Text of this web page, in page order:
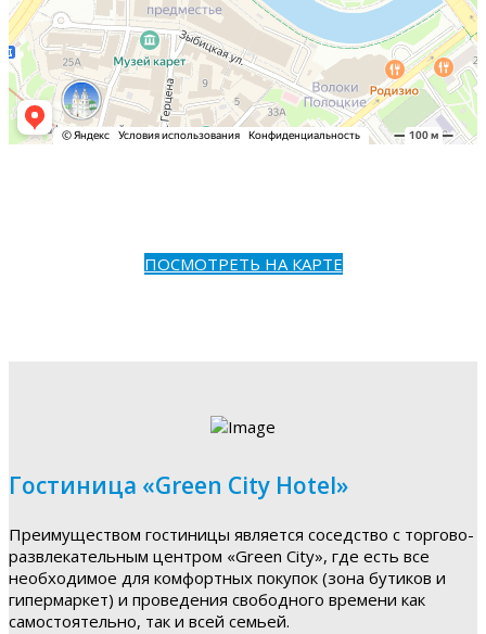
ПОСМОТРЕТЬ НА КАРТЕ
Гостиница «Green City Hotel»
Преимуществом гостиницы является соседство с торгово-
развлекательным центром «Green City», где есть все
необходимое для комфортных покупок (зона бутиков и
гипермаркет) и проведения свободного времени как
самостоятельно, так и всей семьей.